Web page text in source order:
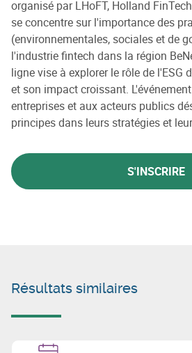
organisé par LHoFT, Holland
se concentre sur l'importance des
(environnementales, sociales et de
l'industrie fintech dans la région
ligne vise à explorer le rôle de l'ESG
et son impact croissant.
entreprises et aux acteurs publics
principes dans leurs stratégies et
S'INSCRIRE
Résultats similaires